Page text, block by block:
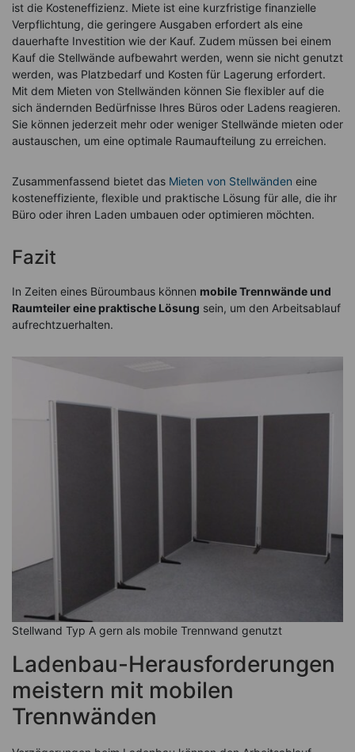
ist die Kosteneffizienz. Miete ist eine kurzfristige finanzielle
Verpflichtung, die geringere Ausgaben erfordert als eine
dauerhafte Investition wie der Kauf. Zudem müssen bei einem
Kauf die Stellwände aufbewahrt werden, wenn sie nicht genutzt
werden, was Platzbedarf und Kosten für Lagerung erfordert.
Mit dem Mieten von Stellwänden können Sie flexibler auf die
sich ändernden Bedürfnisse Ihres Büros oder Ladens reagieren.
Sie können jederzeit mehr oder weniger Stellwände mieten oder
austauschen, um eine optimale Raumaufteilung zu erreichen.
Zusammenfassend bietet das Mieten von Stellwänden eine
kosteneffiziente, flexible und praktische Lösung für alle, die ihr
Büro oder ihren Laden umbauen oder optimieren möchten.
Fazit
In Zeiten eines Büroumbaus können mobile Trennwände und
Raumteiler eine praktische Lösung sein, um den Arbeitsablauf
aufrechtzuerhalten.
Stellwand Typ A gern als mobile Trennwand genutzt
Ladenbau-Herausforderungen
meistern mit mobilen
Trennwänden